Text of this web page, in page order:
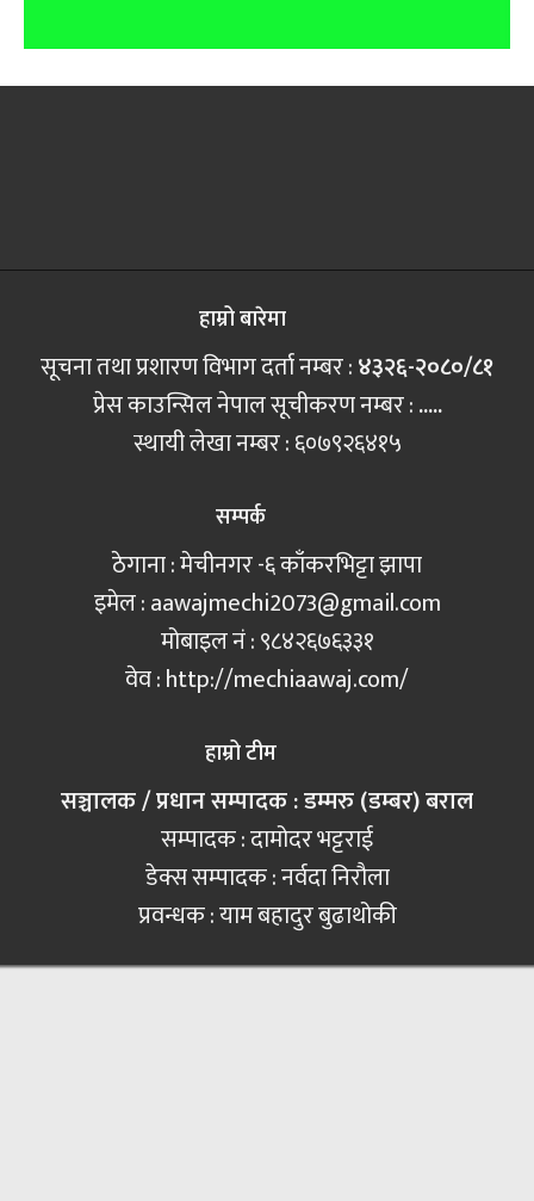
हाम्रो बारेमा
सूचना तथा प्रशारण विभाग दर्ता नम्बर :४३२६-२०८०/८१
प्रेस काउन्सिल नेपाल सूचीकरण नम्बर :.....
स्थायी लेखा नम्बर : ६०७९२६४१५
सम्पर्क
ठेगाना : मेचीनगर -६ काँकरभिट्टा झापा
इमेल :aawajmechi2073@gmail.com
मोबाइल नं‍ : ९८४२६७६३३१
वेव : http://mechiaawaj.com/
हाम्रो टीम
सञ्चालक / प्रधान सम्पादक : डम्मरु (डम्बर) बराल
सम्पादक : दामोदर भट्टराई
डेक्स सम्पादक : नर्वदा निरौला
प्रवन्धक : याम बहादुर बुढाथोकी